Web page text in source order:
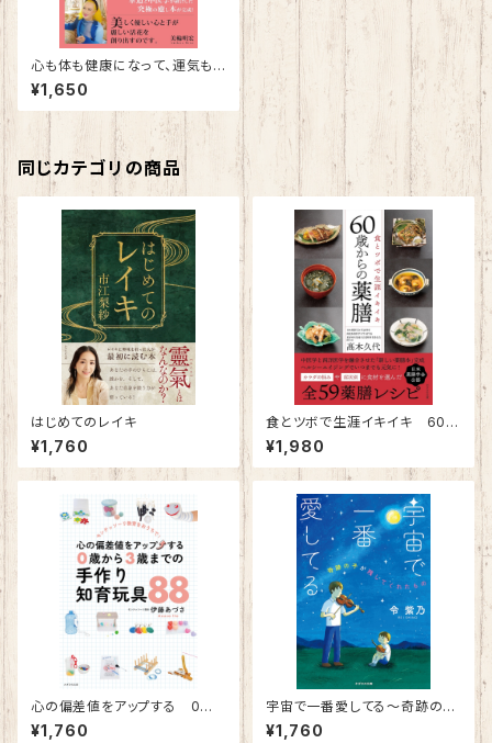
心も体も健康になって、運気も
上がる！ メディカルフラワーセ
ラピー
¥1,650
同じカテゴリの商品
はじめてのレイキ
¥1,760
食とツボで生涯イキイキ 60歳
からの薬膳
¥1,980
心の偏差値をアップする 0歳
から3歳までの手作り知育玩具
８８～モンテッソーリ教育をおう
¥1,760
宇宙で一番愛してる～奇跡の子
が残してくれたもの～
¥1,760